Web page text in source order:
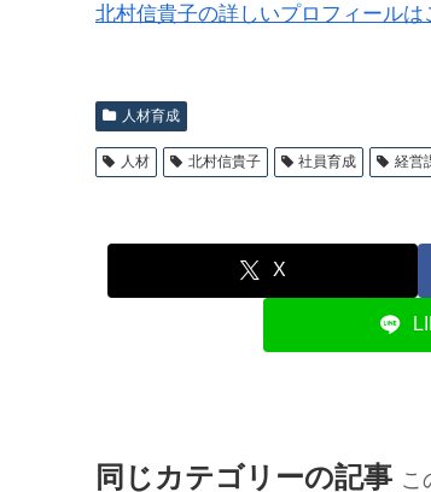
北村信貴子の詳しいプロフィールは
人材育成
人材 北村信貴子 社員育成 経営
X
同じカテゴリーの記事 こ